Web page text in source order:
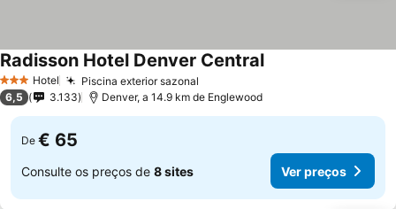
3 EstrelasHotel Piscina exterior sazonal
Radisson Hotel Denver Central
6,5 3.133 Denver, a 14.9 km de Englewood
De € 65
Consulte os preços de 8 sites Ver preços